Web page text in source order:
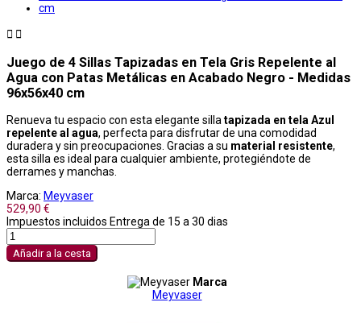
 
Juego de 4 Sillas Tapizadas en Tela Gris Repelente al
Agua con Patas Metálicas en Acabado Negro - Medidas
96x56x40 cm
Renueva tu espacio con esta elegante silla tapizada en tela Azul
repelente al agua, perfecta para disfrutar de una comodidad
duradera y sin preocupaciones. Gracias a su material resistente,
esta silla es ideal para cualquier ambiente, protegiéndote de
derrames y manchas.
Marca: Meyvaser
529,90 €
Impuestos incluidos Entrega de 15 a 30 dias
Añadir a la cesta
Marca
Meyvaser